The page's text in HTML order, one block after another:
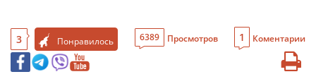
3 Понравилось 6389 Просмотров 1 Коментарии